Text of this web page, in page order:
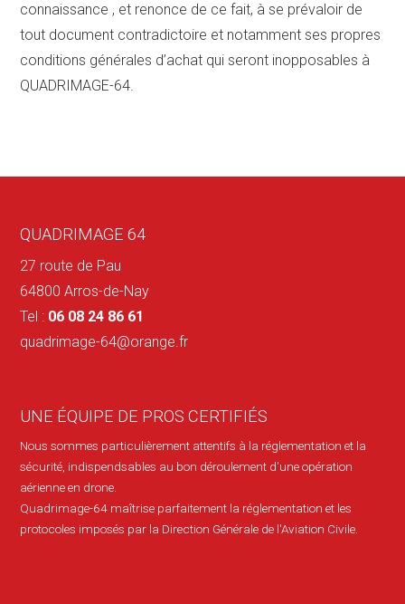
connaissance , et renonce de ce fait, à se prévaloir de
tout document contradictoire et notamment ses propres
conditions générales d’achat qui seront inopposables à
QUADRIMAGE-64.
QUADRIMAGE 64
27 route de Pau
64800 Arros-de-Nay
Tel : 06 08 24 86 61
quadrimage-64@orange.fr
UNE ÉQUIPE DE PROS CERTIFIÉS
Nous sommes particulièrement attentifs à la réglementation et la
sécurité, indispendsables au bon déroulement d'une opération
aérienne en drone.
Quadrimage-64 maîtrise parfaitement la réglementation et les
protocoles imposés par la Direction Générale de l'Aviation Civile.